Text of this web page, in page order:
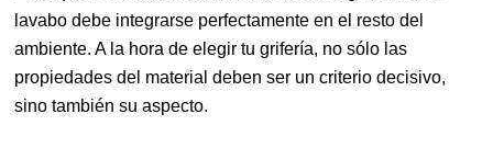
lavabo debe integrarse perfectamente en el resto del
ambiente. A la hora de elegir tu grifería, no sólo las
propiedades del material deben ser un criterio decisivo,
sino también su aspecto.